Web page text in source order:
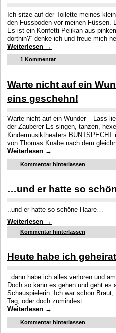
Ich sitze auf der Toilette meines
den Fussboden vor meinen Füssen.
Es ist ein Konfetti Pelikan aus
dorthin?“ denke ich und freue mich
Weiterlesen →
| 1 Kommentar
Warte nicht auf ein
eins geschehn!
Warte nicht auf ein Wunder – Lass
der Zauberer Es singen, tanzen,
Kindermusiktheaters
von Thomas Knabe nach dem
Weiterlesen →
| Kommentar hinterlassen
…und er hatte so
..und er hatte so schöne Haare…
Weiterlesen →
Kommentar hinterlassen
Heute habe ich
..dann habe ich alles verloren und
Doch so kann es gehen und geht es
Schauspielerin. Ich war schon
Tag, oder doch zumindest …
Weiterlesen →
| Kommentar hinterlassen